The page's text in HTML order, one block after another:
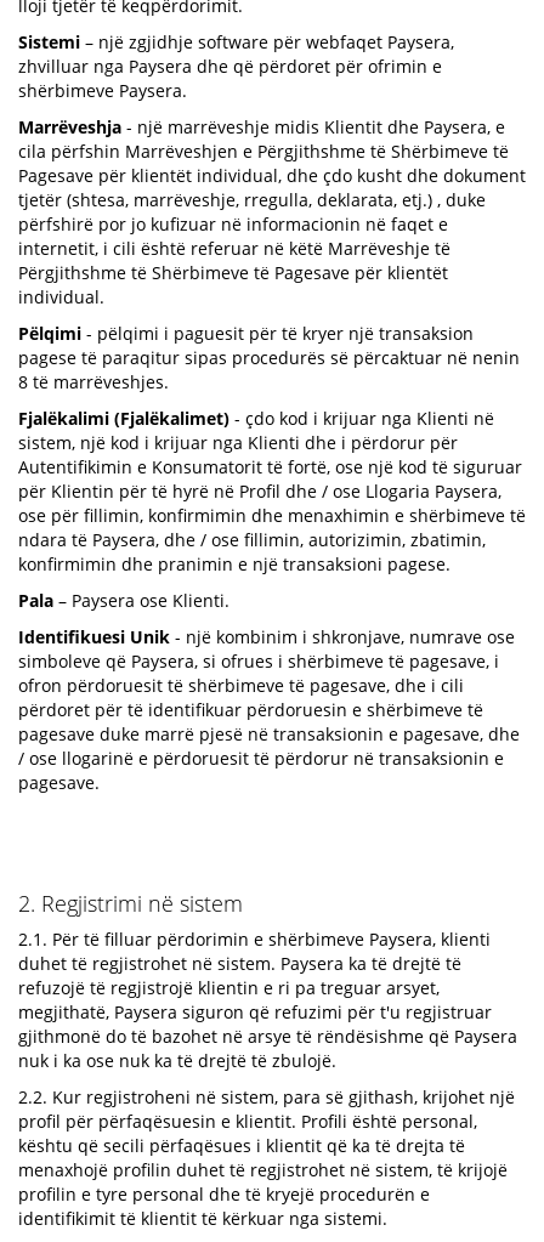
lloji tjetër të keqpërdorimit.
Sistemi – një zgjidhje software për webfaqet Paysera,
zhvilluar nga Paysera dhe që përdoret për ofrimin e
shërbimeve Paysera.
Marrëveshja - një marrëveshje midis Klientit dhe Paysera, e
cila përfshin Marrëveshjen e Përgjithshme të Shërbimeve të
Pagesave për klientët individual, dhe çdo kusht dhe dokument
tjetër (shtesa, marrëveshje, rregulla, deklarata, etj.) , duke
përfshirë por jo kufizuar në informacionin në faqet e
internetit, i cili është referuar në këtë Marrëveshje të
Përgjithshme të Shërbimeve të Pagesave për klientët
individual.
Pëlqimi - pëlqimi i paguesit për të kryer një transaksion
pagese të paraqitur sipas procedurës së përcaktuar në nenin
8 të marrëveshjes.
Fjalëkalimi (Fjalëkalimet) - çdo kod i krijuar nga Klienti në
sistem, një kod i krijuar nga Klienti dhe i përdorur për
Autentifikimin e Konsumatorit të fortë, ose një kod të siguruar
për Klientin për të hyrë në Profil dhe / ose Llogaria Paysera,
ose për fillimin, konfirmimin dhe menaxhimin e shërbimeve të
ndara të Paysera, dhe / ose fillimin, autorizimin, zbatimin,
konfirmimin dhe pranimin e një transaksioni pagese.
Pala – Paysera ose Klienti.
Identifikuesi Unik - një kombinim i shkronjave, numrave ose
simboleve që Paysera, si ofrues i shërbimeve të pagesave, i
ofron përdoruesit të shërbimeve të pagesave, dhe i cili
përdoret për të identifikuar përdoruesin e shërbimeve të
pagesave duke marrë pjesë në transaksionin e pagesave, dhe
/ ose llogarinë e përdoruesit të përdorur në transaksionin e
pagesave.
2. Regjistrimi në sistem
2.1. Për të filluar përdorimin e shërbimeve Paysera, klienti
duhet të regjistrohet në sistem. Paysera ka të drejtë të
refuzojë të regjistrojë klientin e ri pa treguar arsyet,
megjithatë, Paysera siguron që refuzimi për t'u regjistruar
gjithmonë do të bazohet në arsye të rëndësishme që Paysera
nuk i ka ose nuk ka të drejtë të zbulojë.
2.2. Kur regjistroheni në sistem, para së gjithash, krijohet një
profil për përfaqësuesin e klientit. Profili është personal,
kështu që secili përfaqësues i klientit që ka të drejta të
menaxhojë profilin duhet të regjistrohet në sistem, të krijojë
profilin e tyre personal dhe të kryejë procedurën e
identifikimit të klientit të kërkuar nga sistemi.